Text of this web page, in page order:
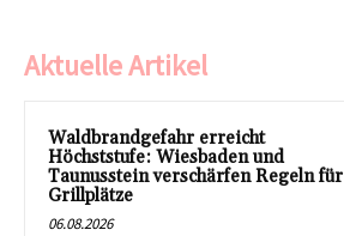
Aktuelle Artikel
Waldbrandgefahr erreicht
Höchststufe: Wiesbaden und
Taunusstein verschärfen Regeln für
Grillplätze
06.08.2026